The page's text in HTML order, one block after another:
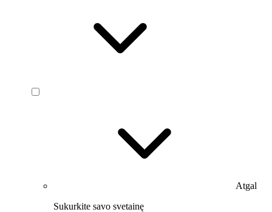
Atgal
Sukurkite savo svetainę